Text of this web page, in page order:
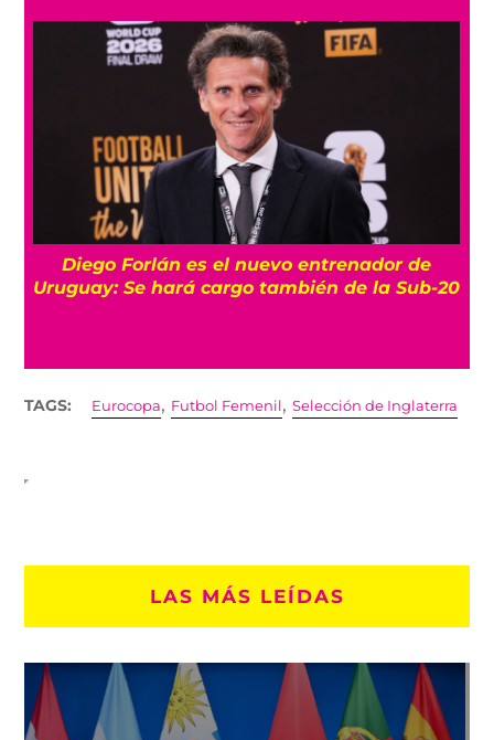
Diego Forlán es el nuevo entrenador de
Uruguay: Se hará cargo también de la Sub-20
TAGS: Eurocopa, Futbol Femenil,Selección de Inglaterra
LAS MÁS LEÍDAS